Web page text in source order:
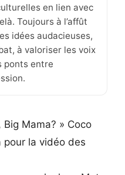
en lien avec
Toujours à l’affût
idées audacieuses,
à valoriser les voix
ponts entre
Mama? » Coco
pour la vidéo des